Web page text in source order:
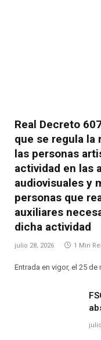
Real Decreto
que se regula la
las personas
actividad en las
audiovisuales y
personas que
auxiliares
dicha actividad
julio 28, 2026 1 Min
Entrada en vigor, el 25 de